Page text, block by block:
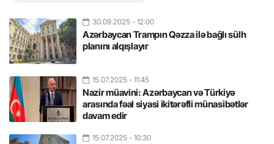
30.09.2025 - 12:00
Azərbaycan Trampın Qəzza ilə bağlı sülh
planını alqışlayır
15.07.2025 - 11:45
Nazir müavini: Azərbaycan və Türkiyə
arasında fəal siyasi ikitərəfli münasibətlər
davam edir
15.07.2025 - 10:30